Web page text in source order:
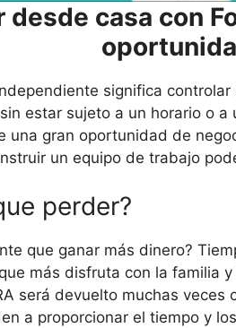
desde casa con
significa
estar sujeto a un horario o
una gran oportunidad de
un equipo de trabajo
perder?
que ganar más dinero?
más disfruta con la familia
será devuelto muchas
a proporcionar el tiempo y